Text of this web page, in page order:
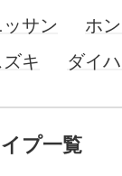
ッサン ホ
ズキ ダイ
プ一覧